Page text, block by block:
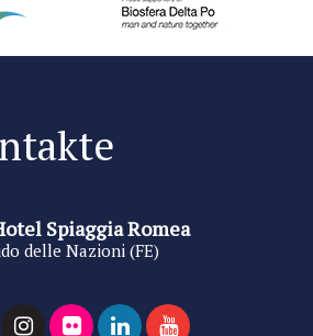
Spiaggia Romea
delle Nazioni (FE)